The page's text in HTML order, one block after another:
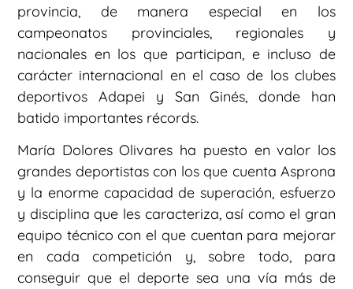
provincia, de manera especial en los
campeonatos provinciales, regionales y
nacionales en los que participan, e incluso de
carácter internacional en el caso de los clubes
deportivos Adapei y San Ginés, donde han
batido importantes récords.
María Dolores Olivares ha puesto en valor los
grandes deportistas con los que cuenta Asprona
y la enorme capacidad de superación, esfuerzo
y disciplina que les caracteriza, así como el gran
equipo técnico con el que cuentan para mejorar
en cada competición y, sobre todo, para
conseguir que el deporte sea una vía más de